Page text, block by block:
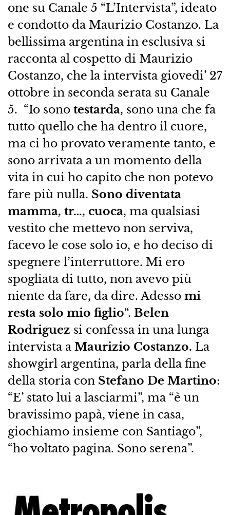
one su Canale 5 “L’Intervista”, ideato
e condotto da Maurizio Costanzo. La
bellissima argentina in esclusiva si
racconta al cospetto di Maurizio
Costanzo, che la intervista giovedi’ 27
ottobre in seconda serata su Canale
5. “Io sonotestarda, sono una che fa
tutto quello che ha dentro il cuore,
ma ci ho provato veramente tanto, e
sono arrivata a un momento della
vita in cui ho capito che non potevo
fare più nulla. Sono diventata
mamma, tr…, cuoca, ma qualsiasi
vestito che mettevo non serviva,
facevo le cose solo io, e ho deciso di
spegnere l’interruttore. Mi ero
spogliata di tutto, non avevo più
niente da fare, da dire. Adessomi
resta solo mio figlio“. Belen
Rodriguez si confessa in una lunga
intervista a Maurizio Costanzo. La
showgirl argentina, parla della fine
della storia con Stefano De Martino:
“E’ stato lui a lasciarmi”, ma “è un
bravissimo papà, viene in casa,
giochiamo insieme con Santiago”,
“ho voltato pagina. Sono serena”.